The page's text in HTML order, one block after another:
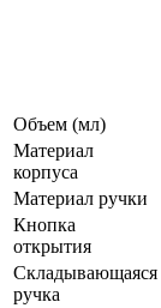
Объем (мл)
Материал
корпуса
Материал ручки
Кнопка
открытия
Складывающаяся
ручка